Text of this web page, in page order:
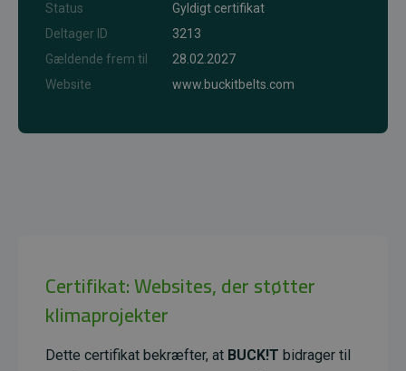
Status
Gyldigt certifikat
Deltager ID
3213
Gældende frem til
28.02.2027
Website
www.buckitbelts.com
Certifikat: Websites, der støtter
klimaprojekter
Dette certifikat bekræfter, at BUCK!T bidrager til